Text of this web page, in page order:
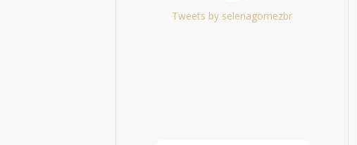
Tweets by selenagomezbr